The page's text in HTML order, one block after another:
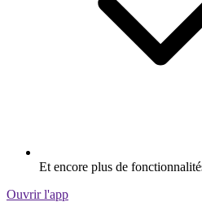
Et encore plus de
Ouvrir l'app